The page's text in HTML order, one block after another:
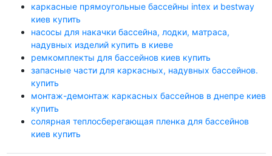
каркасные прямоугольные бассейны intex и bestway
киев купить
насосы для накачки бассейна, лодки, матраса,
надувных изделий купить в киеве
ремкомплекты для бассейнов киев купить
запасные части для каркасных, надувных бассейнов.
купить
монтаж-демонтаж каркасных бассейнов в днепре киев
купить
солярная теплосберегающая пленка для бассейнов
киев купить